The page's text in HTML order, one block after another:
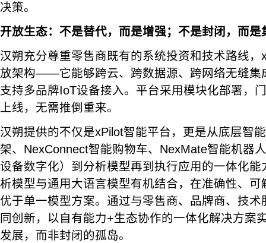
决策。
开放生态：不是替代，而是增强；不是封闭，而是
汉朔充分尊重零售商既有的系统投资和技术路线
放架构——它能够跨云、跨数据源、跨网络无缝集
支持多品牌IoT设备接入。平台采用模块化部署，
上线，无需推倒重来。
汉朔提供的不仅是xPilot智能平台，更是从底层智
架、NexConnect智能购物车、NexMate智能机器
设备数字化）到分析模型再到执行应用的一体化
析模型与通用大语言模型有机结合，在准确性、
优于单一模型方案。通过与零售商、品牌商、技
同创新，以自有能力+生态协作的一体化解决方案
发展，而非封闭的孤岛。